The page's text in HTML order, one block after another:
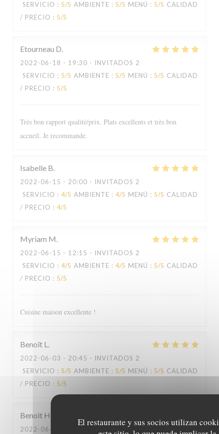
El restaurante y sus socios utilizan
SERVICIO : 5/5 AMBIENTE : 5/5 MENÚ : 5/5 CALIDAD
/ PRECIO : 5/5
Etourneau D
2022-06-18 - 19:30 - INVITADOS 2
SERVICIO : 5/5 AMBIENTE : 5/5 MENÚ : 5/5 CALIDAD
/ PRECIO : 5/5
Très bon rapport qualité/prix. Plats excellents et très bon
accueil. Je recommande.
Isabelle B
2022-06-15 - 20:00 - INVITADOS 2
SERVICIO : 4/5 AMBIENTE : 4/5 MENÚ : 5/5 CALIDAD
/ PRECIO : 4/5
Myriam M
2022-06-15 - 12:15 - INVITADOS 2
SERVICIO : 4/5 AMBIENTE : 4/5 MENÚ : 5/5 CALIDAD
/ PRECIO : 5/5
Cuisine maison excellente !
Benoît L
2022-06-03 - 20:45 - INVITADOS 2
SERVICIO : 5/5 AMBIENTE : 5/5 MENÚ : 5/5 CALIDAD
/ PRECIO : 5/5
Benoit H
2022-06-03 - 12:30 - INVITADOS 2
Le Sale Gosse